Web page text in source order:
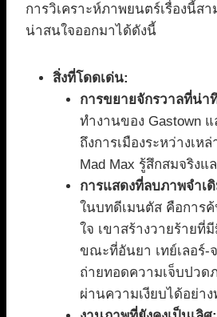
การวิเคราะห์ภาพยนตร์เรื่องนี้ส
น่าสนใจออกมาได้ดังนี้
สิ่งที่โดดเด่น:
การขยายจักรวาลที่น่า
ทำงานของ Gastown แ
ถึงการเมืองระหว่างเห
Mad Max รู้สึกสมจริง
การแสดงที่ลบภาพจำเ
ในบทดีเมนตัส คือการ
ใจ เขาสร้างวายร้ายที่
ขณะที่อันยา เทย์เลอร์-
ถ่ายทอดความเจ็บปวด
ผ่านความเงียบได้อย่าง